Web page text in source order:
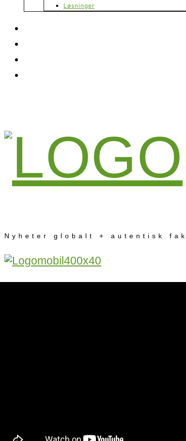
Løsninger
Nyheter globalt + autentisk